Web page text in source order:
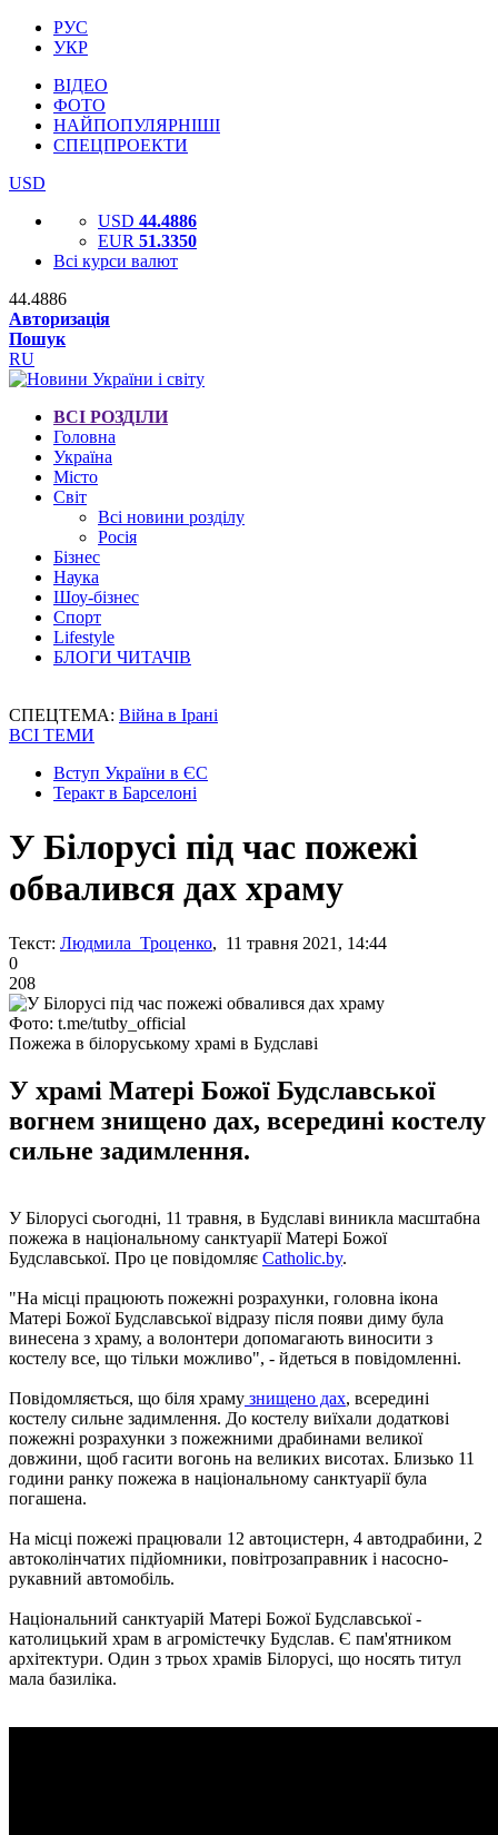
РУС
УКР
ВІДЕО
ФОТО
НАЙПОПУЛЯРНІШІ
СПЕЦПРОЕКТИ
USD
USD 44.4886
EUR 51.3350
Всі курси валют
44.4886
Авторизація
Пошук
RU
ВСІ РОЗДІЛИ
Головна
Україна
Місто
Світ
Всі новини розділу
Росія
Бізнес
Наука
Шоу-бізнес
Спорт
Lifestyle
БЛОГИ ЧИТАЧІВ
СПЕЦТЕМА: Війна в Ірані
ВСІ ТЕМИ
Вступ України в ЄС
Теракт в Барселоні
У Білорусі під час пожежі
обвалився дах храму
Текст: Людмила Троценко, 11 травня 2021, 14:44
0
208
Фото: t.me/tutby_official
Пожежа в білоруському храмі в Будславі
У храмі Матері Божої Будславської
вогнем знищено дах, всередині костелу
сильне задимлення.
У Білорусі сьогодні, 11 травня, в Будславі виникла масштабна
пожежа в національному санктуарії Матері Божої
Будславської. Про це повідомляє Catholic.by.
"На місці працюють пожежні розрахунки, головна ікона
Матері Божої Будславської відразу після появи диму була
винесена з храму, а волонтери допомагають виносити з
костелу все, що тільки можливо", - йдеться в повідомленні.
Повідомляється, що біля храму знищено дах, всередині
костелу сильне задимлення. До костелу виїхали додаткові
пожежні розрахунки з пожежними драбинами великої
довжини, щоб гасити вогонь на великих висотах. Близько 11
години ранку пожежа в національному санктуарії була
погашена.
На місці пожежі працювали 12 автоцистерн, 4 автодрабини, 2
автоколінчатих підйомники, повітрозаправник і насосно-
рукавний автомобіль.
Національний санктуарій Матері Божої Будславської -
католицький храм в агромістечку Будслав. Є пам'ятником
архітектури. Один з трьох храмів Білорусі, що носять титул
мала базиліка.